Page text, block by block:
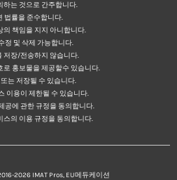
하는 것으로 간주합니다.
법률을 준수합니다.
책임을 지지 아니합니다.
정 및 삭제 가능합니다.
저장/전송하지 않습니다.
홍보물을 제공할수 있습니다.
는 저장될 수 있습니다.
이용이 제한될 수 있습니다.
공에 관한 규정을 동의합니다.
의 이용 규정을 동의합니다.
2026 IMAT Pros, EU메듀케이션